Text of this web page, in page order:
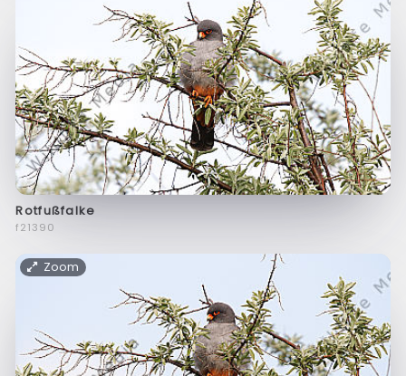
Rotfußfalke
f21390
Zoom